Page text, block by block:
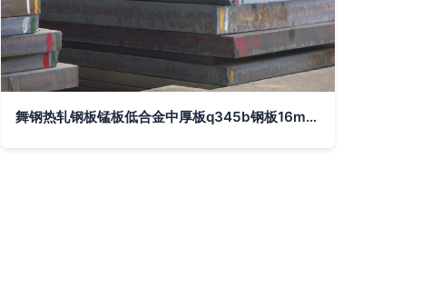
舞钢热轧钢板锰板低合金中厚板q345b钢板16mn钢板